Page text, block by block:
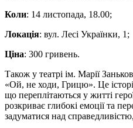
Коли: 14 листопада, 18.00;
Локація: вул. Лесі Українки, 1;
Ціна: 300 гривень.
Також у театрі ім. Марії
«Ой, не ходи, Грицю». Це
що переплітаються у житті
розкриває глибокі емоції та
задуматися над